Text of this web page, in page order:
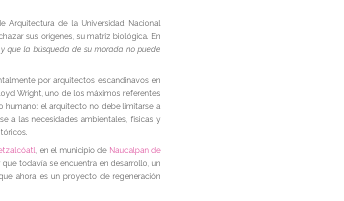
Arquitectura de la Universidad Nacional
sus orígenes, su matriz biológica. En
que la búsqueda de su morada no puede
por arquitectos escandinavos en
Wright, uno de los máximos referentes
humano: el arquitecto no debe limitarse a
a las necesidades ambientales, físicas y
, en el municipio de Naucalpan de
todavía se encuentra en desarrollo, un
ahora es un proyecto de regeneración